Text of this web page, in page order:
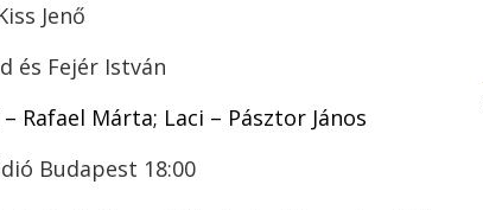
Jenő
és Fejér István
Rafael Márta; Laci – Pásztor János
Budapest 18:00